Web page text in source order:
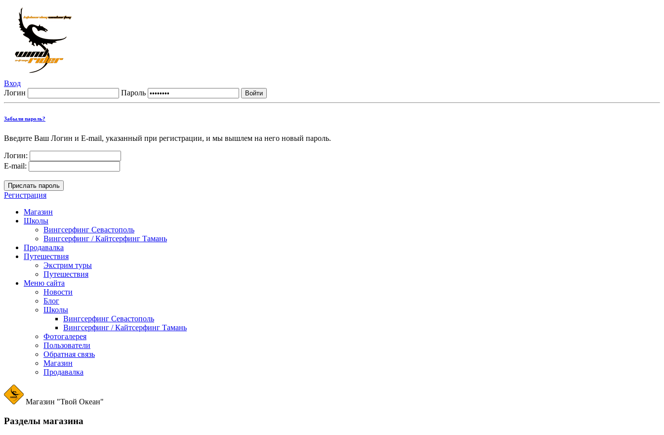
Вход
Логин
Пароль
Забыли пароль?
Введите Ваш Логин и E-mail, указанный при регистрации, и мы вышлем на него новый пароль.
Логин:
E-mail:
Регистрация
Магазин
Школы
Вингсерфинг Севастополь
Вингсерфинг / Кайтсерфинг Тамань
Продавалка
Путешествия
Экстрим туры
Путешествия
Меню сайта
Новости
Блог
Школы
Вингсерфинг Севастополь
Вингсерфинг / Кайтсерфинг Тамань
Фотогалерея
Пользователи
Обратная связь
Магазин
Продавалка
Магазин "Твой Океан"
Разделы магазина